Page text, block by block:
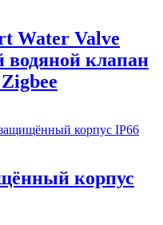
Water Valve
водяной клапан
корпус